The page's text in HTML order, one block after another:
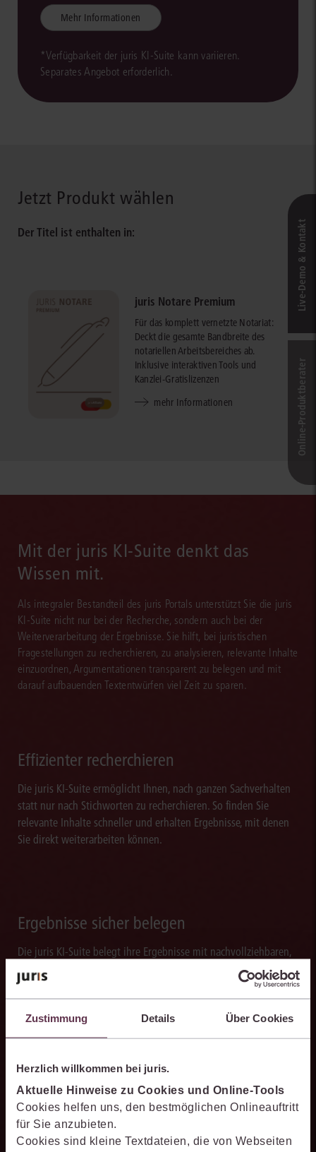
Zustimmung Details Über Cookies
Herzlich willkommen bei juris.
Aktuelle Hinweise zu Cookies und Online-Tools
Cookies helfen uns, den bestmöglichen Onlineauftritt
für Sie anzubieten.
Cookies sind kleine Textdateien, die von Webseiten
Mehr Informationen
*Verfügbarkeit der juris KI-Suite kann variieren.
Separates Angebot erforderlich.
Jetzt Produkt wählen
Der Titel ist enthalten in:
juris Notare Premium
Für das komplett vernetzte Notariat:
Deckt die gesamte Bandbreite des
notariellen Arbeitsbereiches ab.
Inklusive interaktiven Tools und
Kanzlei-Gratislizenzen
mehr Informationen
Mit der juris KI-Suite denkt das
Wissen mit.
Als integraler Bestandteil des juris Portals unterstützt Sie die juris
KI-Suite nicht nur bei der Recherche, sondern auch bei der
Weiterverarbeitung der Ergebnisse. Sie hilft, bei juristischen
Fragestellungen zu recherchieren, zu analysieren, relevante Inhalte
einzuordnen, Argumentationen transparent zu belegen und mit
darauf aufbauenden Textentwürfen viel Zeit zu sparen.
Effizienter recherchieren
Die juris KI-Suite ermöglicht Ihnen, nach ganzen Sachverhalten
statt nur nach Stichworten zu recherchieren. So finden Sie
relevante Inhalte schneller und erhalten Ergebnisse, mit denen
Sie direkt weiterarbeiten können.
Ergebnisse sicher belegen
Die juris KI-Suite belegt ihre Ergebnisse mit nachvollziehbaren,
zitierfähigen Quellenverweisen. So können Sie die Antworten
transparent prüfen, fachlich einordnen und auf einer belastbaren
Grundlage weiterverarbeiten.
Schneller analysieren
Die juris KI-Suite beschleunigt die Analyse komplexer
juristischer Fragestellungen. Sie hilft dabei, Sachverhalte
einzuordnen, Zusammenhänge zu erkennen und belastbare
Live‑Demo & Kontakt
Online-Produkt­berater